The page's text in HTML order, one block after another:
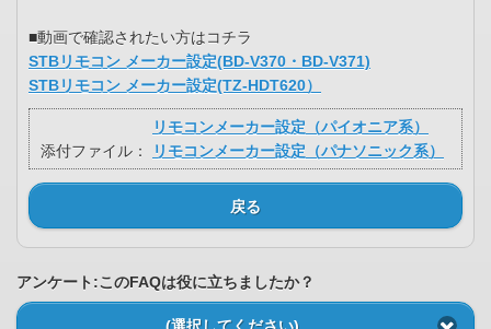
■動画で確認されたい方はコチラ
STBリモコン メーカー設定(BD-V370・BD-V371)
STBリモコン メーカー設定(TZ-HDT620）
添付ファイル：
リモコンメーカー設定（パイオニア系）
リモコンメーカー設定（パナソニック系）
戻る
アンケート:このFAQは役に立ちましたか？
(選択してください)